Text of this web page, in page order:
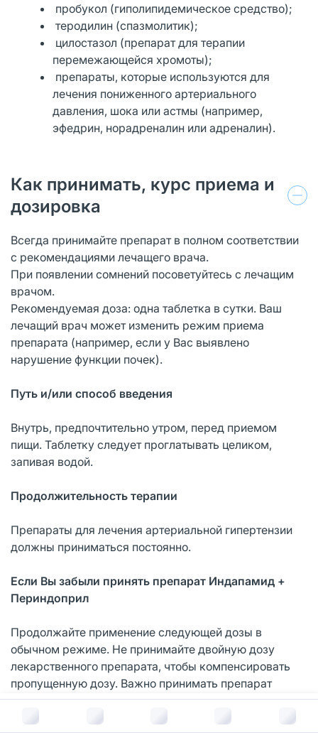
В корзину за
пробукол (гиполипидемическое средство);
теродилин (спазмолитик);
цилостазол (препарат для терапии
перемежающейся хромоты);
препараты, которые используются для
лечения пониженного артериального
давления, шока или астмы (например,
эфедрин, норадреналин или адреналин).
Как принимать, курс приема и
дозировка
Всегда принимайте препарат в полном соответствии
с рекомендациями лечащего врача.
При появлении сомнений посоветуйтесь с лечащим
врачом.
Рекомендуемая доза: одна таблетка в сутки. Ваш
лечащий врач может изменить режим приема
препарата (например, если у Вас выявлено
нарушение функции почек).
Путь и/или способ введения
Внутрь, предпочтительно утром, перед приемом
пищи. Таблетку следует проглатывать целиком,
запивая водой.
Продолжительность терапии
Препараты для лечения артериальной гипертензии
должны приниматься постоянно.
Если Вы забыли принять препарат Индапамид +
Периндоприл
Продолжайте применение следующей дозы в
обычном режиме. Не принимайте двойную дозу
лекарственного препарата, чтобы компенсировать
пропущенную дозу. Важно принимать препарат
каждый день, так как регулярность приема делает